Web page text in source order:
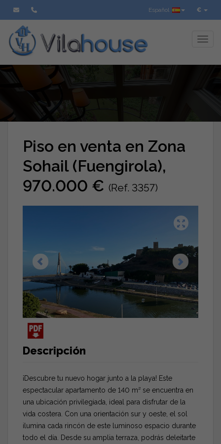
€
Español
Piso en venta en Zona
Sohail (Fuengirola),
970.000 € (Ref. 3357)
Descripción
¡Descubre tu nuevo hogar junto a la playa! Este
espectacular apartamento de 140 m² se encuentra en
una ubicación privilegiada, ideal para disfrutar de la
vida costera. Con una orientación sur y oeste, el sol
ilumina cada rincón de este luminoso espacio durante
todo el día. Desde su amplia terraza, podrás deleitarte